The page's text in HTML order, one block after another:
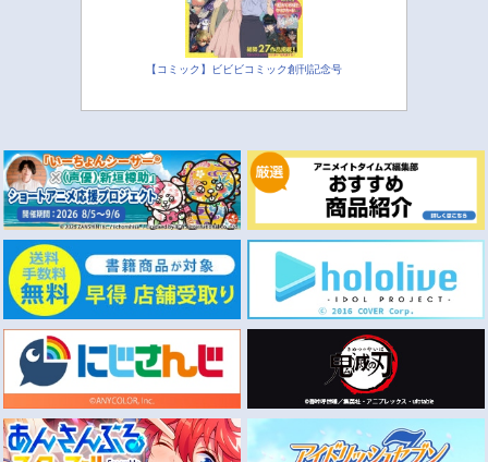
【コミック】ビビビコミック創刊記念号